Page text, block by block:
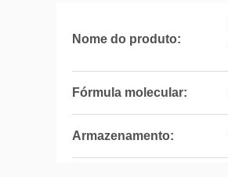
Nome do produto:
Fórmula molecular:
Armazenamento: